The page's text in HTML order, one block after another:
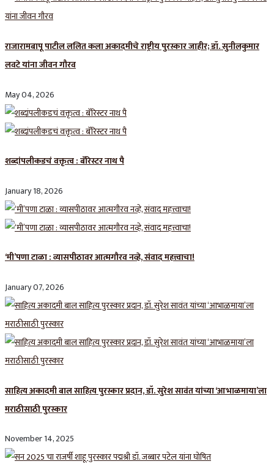
राजारामबापू पाटील ललित कला अकादमीचे राष्ट्रीय पुरस्कार जाहीर; डॉ. सुनीलकुमार
लवटे यांना जीवन गौरव
May 04, 2026
शब्दांपलीकडचं वक्तृत्व : बॅरिस्टर नाथ पै
January 18, 2026
‘मी’पणा टाळा : व्यासपीठावर आत्मगौरव नव्हे, संवाद महत्त्वाचा!
January 07, 2026
साहित्य अकादमी बाल साहित्य पुरस्कार प्रदान, डॉ. सुरेश सावंत यांच्या ‘आभाळमाया’ला
मराठीसाठी पुरस्कार
November 14, 2025